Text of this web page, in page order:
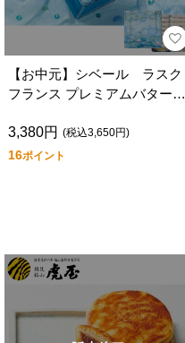
【お中元】シベール ラスク
フランス プレミアムバター
3,380円 (税込3,650円)
16ポイント